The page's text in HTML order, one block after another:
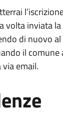
volta inviata
di nuovo
il
email.